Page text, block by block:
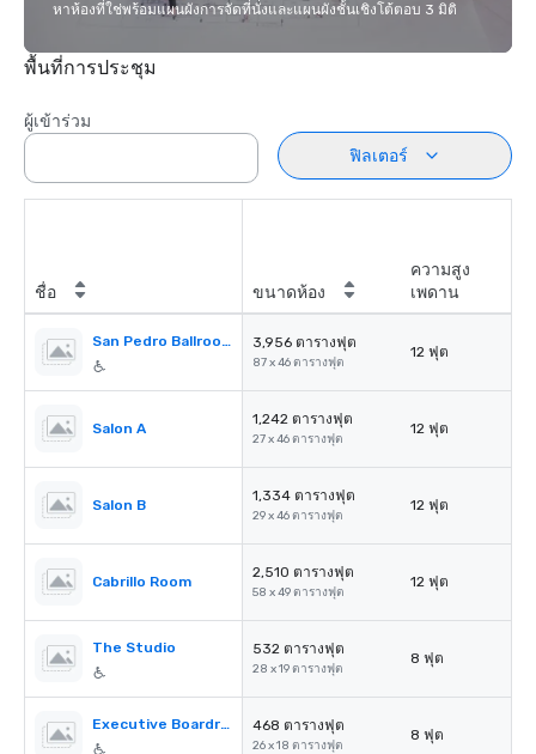
หาห้องที่ใช่พร้อมแผนผังการจัดที่นั่งและแผนผังชั้นเชิงโต้ตอบ 3 มิติ
พื้นที่การประชุม
ผู้เข้าร่วม
ฟิลเตอร์
ชื่อ ขนาดห้อง
ความสูง
เพดาน
San Pedro Ballroom 3,956 ตารางฟุต
87 x 46 ตารางฟุต
12 ฟุต
Salon A
1,242 ตารางฟุต
27 x 46 ตารางฟุต
12 ฟุต
Salon B
1,334 ตารางฟุต
29 x 46 ตารางฟุต
12 ฟุต
Cabrillo Room
2,510 ตารางฟุต
58 x 49 ตารางฟุต
12 ฟุต
The Studio 532 ตารางฟุต
28 x 19 ตารางฟุต
8 ฟุต
Executive Boardroom 468 ตารางฟุต
26 x 18 ตารางฟุต
8 ฟุต